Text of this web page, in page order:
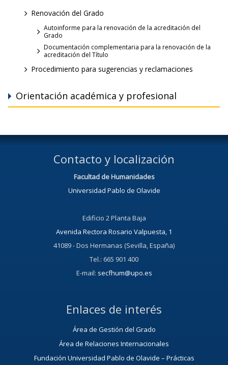
Renovación del Grado
Autoinforme para la renovación de la acreditación del
Grado
Documentación complementaria para la renovación de la
acreditación del Título
Procedimiento para sugerencias y reclamaciones
Orientación académica y profesional
Contacto y localización
Facultad de Humanidades
Universidad Pablo de Olavide
Edificio 2 Planta Baja
Avenida Rectora Rosario Valpuesta, 1
41089 - Dos Hermanas (Sevilla, España)
Tel.: 665 901 400
E-mail: secfhum@upo.es
Enlaces de interés
Área de Gestión del Grado
Área de Relaciones Internacionales
Fundación Universidad Pablo de Olavide – Prácticas